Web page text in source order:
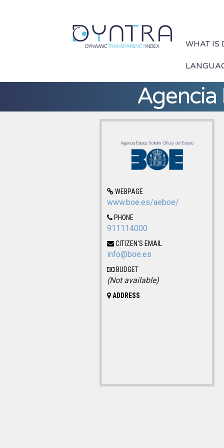
WHAT IS
Agencia
WEBPAGE
www.boe.es/aeboe/
PHONE
911114000
CITIZEN'S EMAIL
info@boe.es
BUDGET
(Not available)
ADDRESS